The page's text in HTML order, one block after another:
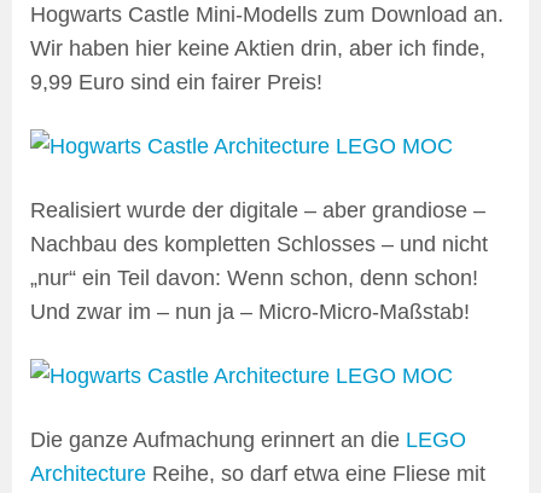
Hogwarts Castle Mini-Modells zum Download an.
Wir haben hier keine Aktien drin, aber ich finde,
9,99 Euro sind ein fairer Preis!
Realisiert wurde der digitale – aber grandiose –
Nachbau des kompletten Schlosses – und nicht
„nur“ ein Teil davon: Wenn schon, denn schon!
Und zwar im – nun ja – Micro-Micro-Maßstab!
Die ganze Aufmachung erinnert an die LEGO
Architecture Reihe, so darf etwa eine Fliese mit